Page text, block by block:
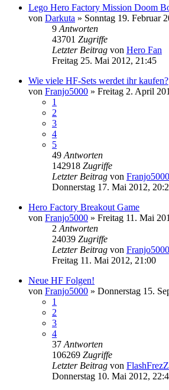
Lego Hero Factory Mission Doom
von Darkuta » Sonntag 19. Februar
9 Antworten
43701 Zugriffe
Letzter Beitrag von Hero Fan
Freitag 25. Mai 2012, 21:45
Wie viele HF-Sets werdet ihr kaufen?
von Franjo5000 » Freitag 2. April
1
2
3
4
5
49 Antworten
142918 Zugriffe
Letzter Beitrag von Franjo5000
Donnerstag 17. Mai 2012,
Hero Factory Breakout Game
von Franjo5000 » Freitag 11. Mai
2 Antworten
24039 Zugriffe
Letzter Beitrag von Franjo5000
Freitag 11. Mai 2012, 21:00
Neue HF Folgen!
von Franjo5000 » Donnerstag 15.
1
2
3
4
37 Antworten
106269 Zugriffe
Letzter Beitrag von
Donnerstag 10. Mai 2012,